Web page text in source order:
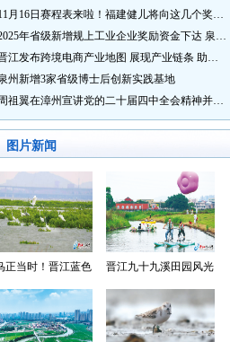
11月16日赛程表来啦！福建健儿将向这几个奖牌发起冲击→
2025年省级新增规上工业企业奖励资金下达 泉州市获补资金居全省首位
晋江发布跨境电商产业地图 展现产业链条 助力“晋品出海”
州新增3家省级博士后创新实践基地
周祖翼在漳州宣讲党的二十届四中全会精神并调研
图片新闻
正当时！晋江蓝色
晋江九十九溪田园风光
光”首批认定名单